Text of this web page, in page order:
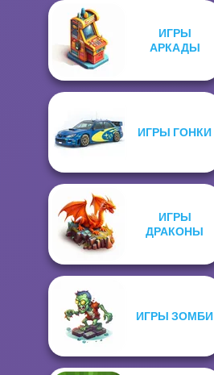
ИГРЫ
АРКАДЫ
ИГРЫ ГОНКИ
ИГРЫ
ДРАКОНЫ
ИГРЫ ЗОМБИ